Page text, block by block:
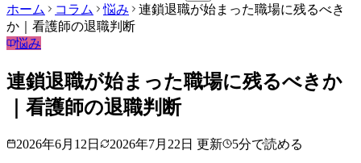
ホーム
コラム 悩み
連鎖退職が始まった職場に残るべき
か｜看護師の退職判断
悩み
連鎖退職が始まった職場に残るべきか
｜看護師の退職判断
2026年6月12日 2026年7月22日 更新 5分で読める